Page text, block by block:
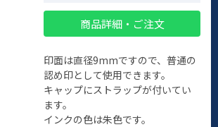
商品詳細・ご注文
印面は直径9mmですので、普通の
認め印として使用できます。
キャップにストラップが付いてい
ます。
インクの色は朱色です。